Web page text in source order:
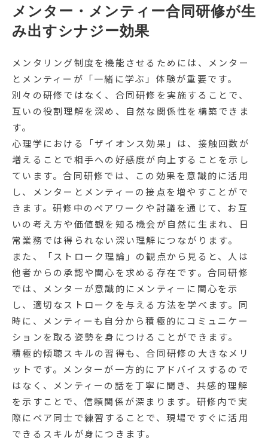
メンター・メンティー合同研修が生
み出すシナジー効果
メンタリング制度を機能させるためには、メンター
とメンティーが「一緒に学ぶ」体験が重要です。
別々の研修ではなく、合同研修を実施することで、
互いの役割理解を深め、自然な関係性を構築できま
す。
心理学における「ザイオンス効果」は、接触回数が
増えることで相手への好感度が向上することを示し
ています。合同研修では、この効果を意識的に活用
し、メンターとメンティーの接点を増やすことがで
きます。研修中のペアワークや討議を通じて、お互
いの考え方や価値観を知る機会が自然に生まれ、日
常業務では得られない深い理解につながります。
また、「ストローク理論」の観点から見ると、人は
他者からの承認や関心を求める存在です。合同研修
では、メンターが意識的にメンティーに関心を示
し、適切なストロークを与える方法を学べます。同
時に、メンティーも自分から積極的にコミュニケー
ションを取る姿勢を身につけることができます。
積極的傾聴スキルの習得も、合同研修の大きなメリ
ットです。メンターが一方的にアドバイスするので
はなく、メンティーの話を丁寧に聞き、共感的理解
を示すことで、信頼関係が深まります。研修内で実
際にペア同士で練習することで、現場ですぐに活用
できるスキルが身につきます。